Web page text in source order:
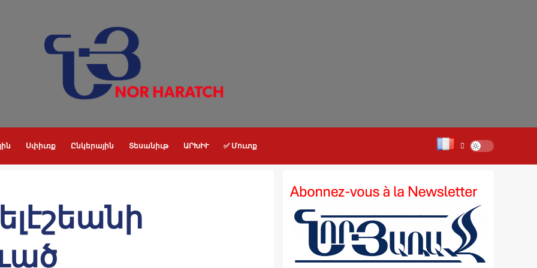
Սփիւռք Ընկերային Տեսանիւթ ԱՐԽԻՒ ✅ Մուտք